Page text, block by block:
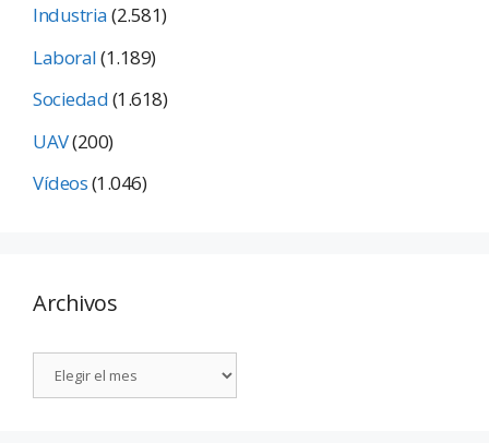
Industria(2.581)
Laboral(1.189)
Sociedad(1.618)
UAV(200)
Vídeos(1.046)
Archivos